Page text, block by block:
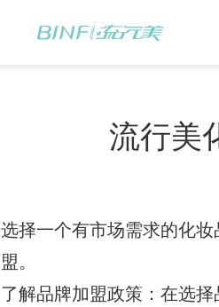
流行美
选择一个有市场需求的化
盟。
了解品牌加盟政策：在选